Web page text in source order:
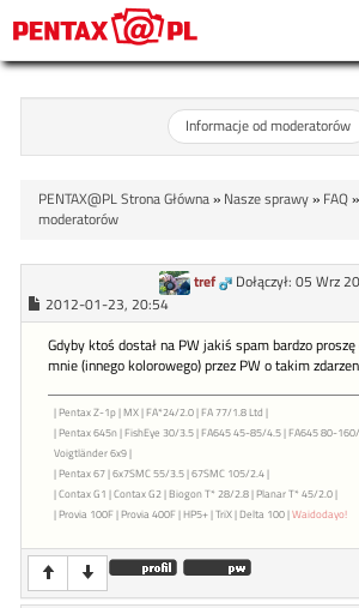
Informacje od moderatorów
PENTAX@PL Strona Główna» Nasze sprawy» FAQ»
moderatorów
tref
Dołączył: 05 Wrz
2012-01-23, 20:54
Gdyby ktoś dostał na PW jakiś spam bardzo
mnie (innego kolorowego) przez PW o takim
| Pentax Z-1p | MX | FA*24/2.0 | FA 77/1.8 Ltd |
| Pentax 645n | FishEye 30/3.5 | FA645 45-85/4.5 | FA645 80-
Voigtländer 6x9 |
| Pentax 67 | 6x7SMC 55/3.5 | 67SMC 105/2.4 |
| Contax G1 | Contax G2 | Biogon T* 28/2.8 | Planar T* 45/2.0 |
| Provia 100F | Provia 400F | HP5+ | TriX | Delta 100 |Waidodayo!